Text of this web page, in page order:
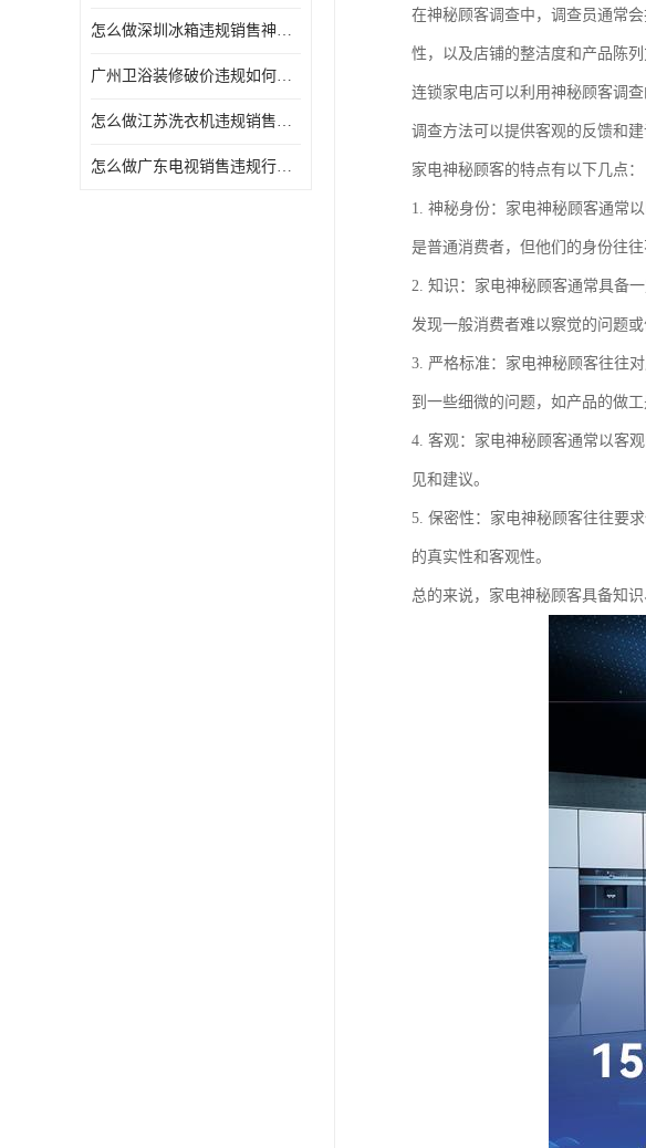
怎么做深圳冰箱违规销售神秘顾客检测
广州卫浴装修破价违规如何进行神秘顾客暗访调查
怎么做江苏洗衣机违规销售神秘顾客检测
怎么做广东电视销售违规行为神秘顾客检测
在神秘顾客调查中，调查员通常
性，以及店铺的整洁度和产品陈
连锁家电店可以利用神秘顾客调
调查方法可以提供客观的反馈和
家电神秘顾客的特点有以下几点：
1. 神秘身份：家电神秘顾客通常
是普通消费者，但他们的身份往往
2. 知识：家电神秘顾客通常具备
发现一般消费者难以察觉的问题或
3. 严格标准：家电神秘顾客往往
到一些细微的问题，如产品的做
4. 客观：家电神秘顾客通常以客
见和建议。
5. 保密性：家电神秘顾客往往要
的真实性和客观性。
总的来说，家电神秘顾客具备知